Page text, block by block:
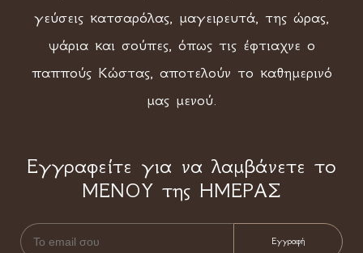
γεύσεις κατσαρόλας, μαγειρευτά, της ώρας,
ψάρια και σούπες, όπως τις έφτιαχνε ο
παππούς Κώστας, αποτελούν το καθημερινό
μας μενού.
Εγγραφείτε για να λαμβάνετε το
ΜΕΝΟΥ της ΗΜΕΡΑΣ